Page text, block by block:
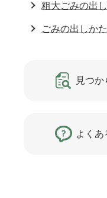
粗大ごみの出
ごみの出しかた
見つ
よくあ